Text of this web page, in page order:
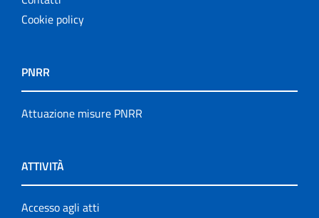
Cookie policy
PNRR
Attuazione misure PNRR
ATTIVITÀ
Accesso agli atti